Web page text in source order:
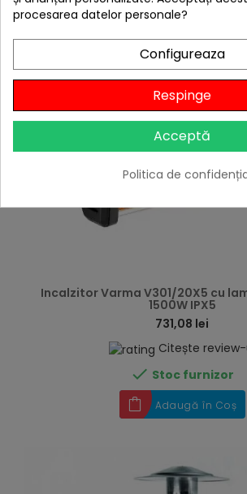
CATEGORIE:
Incalzitor Varma V301/20X5 cu
1500W IPX5
731,08 lei
Citește
 Stoc furnizor
Adaugă în Coș
procesarea datelor personale?
Configureaza
Respinge
Acceptă
Politica de